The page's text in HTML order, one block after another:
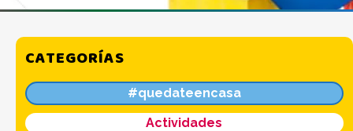
CATEGORÍAS
#quedateencasa
Actividades